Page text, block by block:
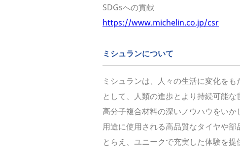
SDGsへの貢献
https://www.michelin.co.jp/csr
ミシュランについて
ミシュランは、人々の生活に変化を
として、人類の進歩とより持続可能な
高分子複合材料の深いノウハウをい
用途に使用される高品質なタイヤや
とらえ、ユニークで充実した体験を